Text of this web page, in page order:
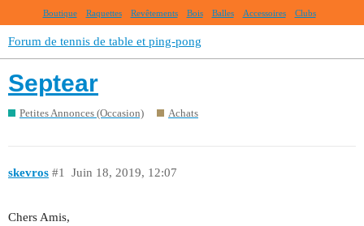
Boutique Raquettes Revêtements Bois Balles Accessoires Clubs
Forum de tennis de table et ping-pong
Septear
Petites Annonces (Occasion) Achats
skevros Juin 18, 2019, 12:07
#1
Chers Amis,